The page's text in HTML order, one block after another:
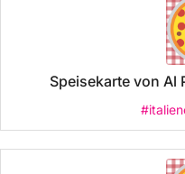
Speisekarte von Al